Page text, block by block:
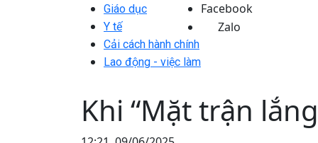
Giáo dục
Y tế
Cải cách hành chính
Lao động - việc làm
Facebook
Zalo
Khi “Mặt trận